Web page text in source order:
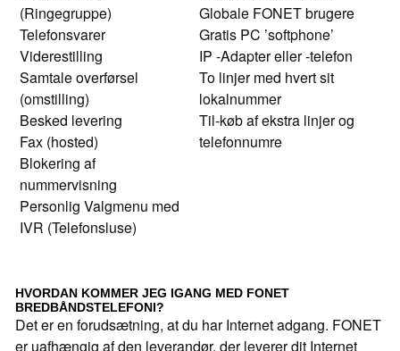
(Ringegruppe)
Telefonsvarer
Viderestilling
Samtale overførsel
(omstilling)
Besked levering
Fax (hosted)
Blokering af
nummervisning
Personlig Valgmenu med
IVR (Telefonsluse)
Globale FONET brugere
Gratis PC ’softphone’
IP -Adapter eller -telefon
To linjer med hvert sit
lokalnummer
Til-køb af ekstra linjer og
telefonnumre
HVORDAN KOMMER JEG IGANG MED FONET
BREDBÅNDSTELEFONI?
Det er en forudsætning, at du har Internet adgang. FONET
er uafhængig af den leverandør, der leverer dit Internet